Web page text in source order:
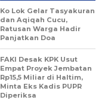
Ko Lok Gelar Tasyakuran
dan Aqiqah Cucu,
Ratusan Warga Hadir
Panjatkan Doa
FAKI Desak KPK Usut
Empat Proyek Jembatan
Rp15,5 Miliar di Haltim,
Minta Eks Kadis PUPR
Diperiksa